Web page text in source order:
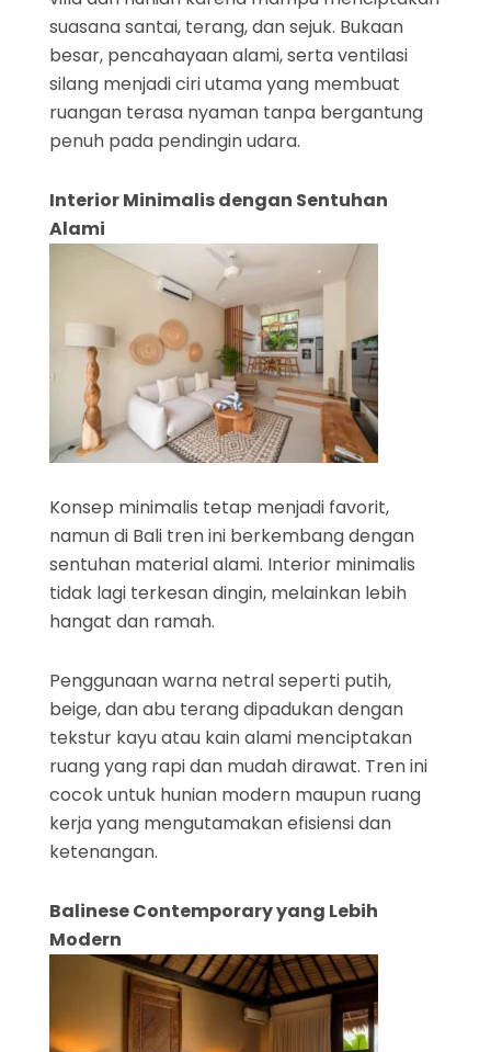
suasana santai, terang, dan sejuk. Bukaan
besar, pencahayaan alami, serta ventilasi
silang menjadi ciri utama yang membuat
ruangan terasa nyaman tanpa bergantung
penuh pada pendingin udara.
Interior Minimalis dengan Sentuhan
Alami
Konsep minimalis tetap menjadi favorit,
namun di Bali tren ini berkembang dengan
sentuhan material alami. Interior minimalis
tidak lagi terkesan dingin, melainkan lebih
hangat dan ramah.
Penggunaan warna netral seperti putih,
beige, dan abu terang dipadukan dengan
tekstur kayu atau kain alami menciptakan
ruang yang rapi dan mudah dirawat. Tren ini
cocok untuk hunian modern maupun ruang
kerja yang mengutamakan efisiensi dan
ketenangan.
Balinese Contemporary yang Lebih
Modern